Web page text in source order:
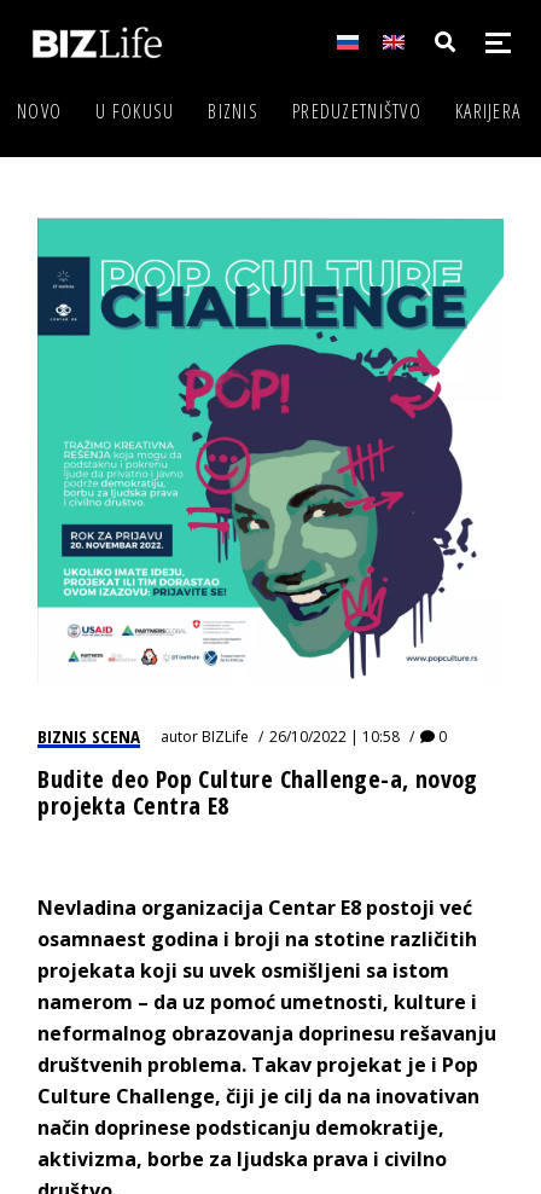
NOVO U FOKUSU BIZNIS PREDUZETNIŠTVO KARIJERA
BIZNIS SCENA autorBIZLife 26/10/2022 | 10:58 0
Budite deo Pop Culture Challenge-a, novog
projekta Centra E8
Nevladina organizacija Centar E8 postoji već
osamnaest godina i broji na stotine različitih
projekata koji su uvek osmišljeni sa istom
namerom – da uz pomoć umetnosti, kulture i
neformalnog obrazovanja doprinesu rešavanju
društvenih problema. Takav projekat je i Pop
Culture Challenge, čiji je cilj da na inovativan
način doprinese podsticanju demokratije,
aktivizma, borbe za ljudska prava i civilno